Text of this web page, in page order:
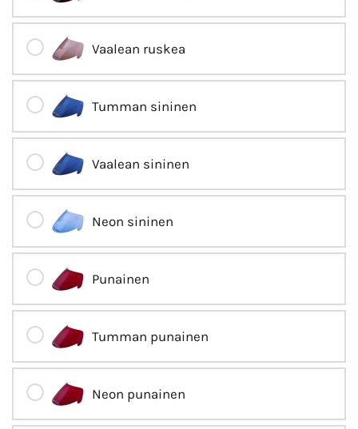
Vaalean ruskea
Tumman sininen
Vaalean sininen
Neon sininen
Punainen
Tumman punainen
Neon punainen